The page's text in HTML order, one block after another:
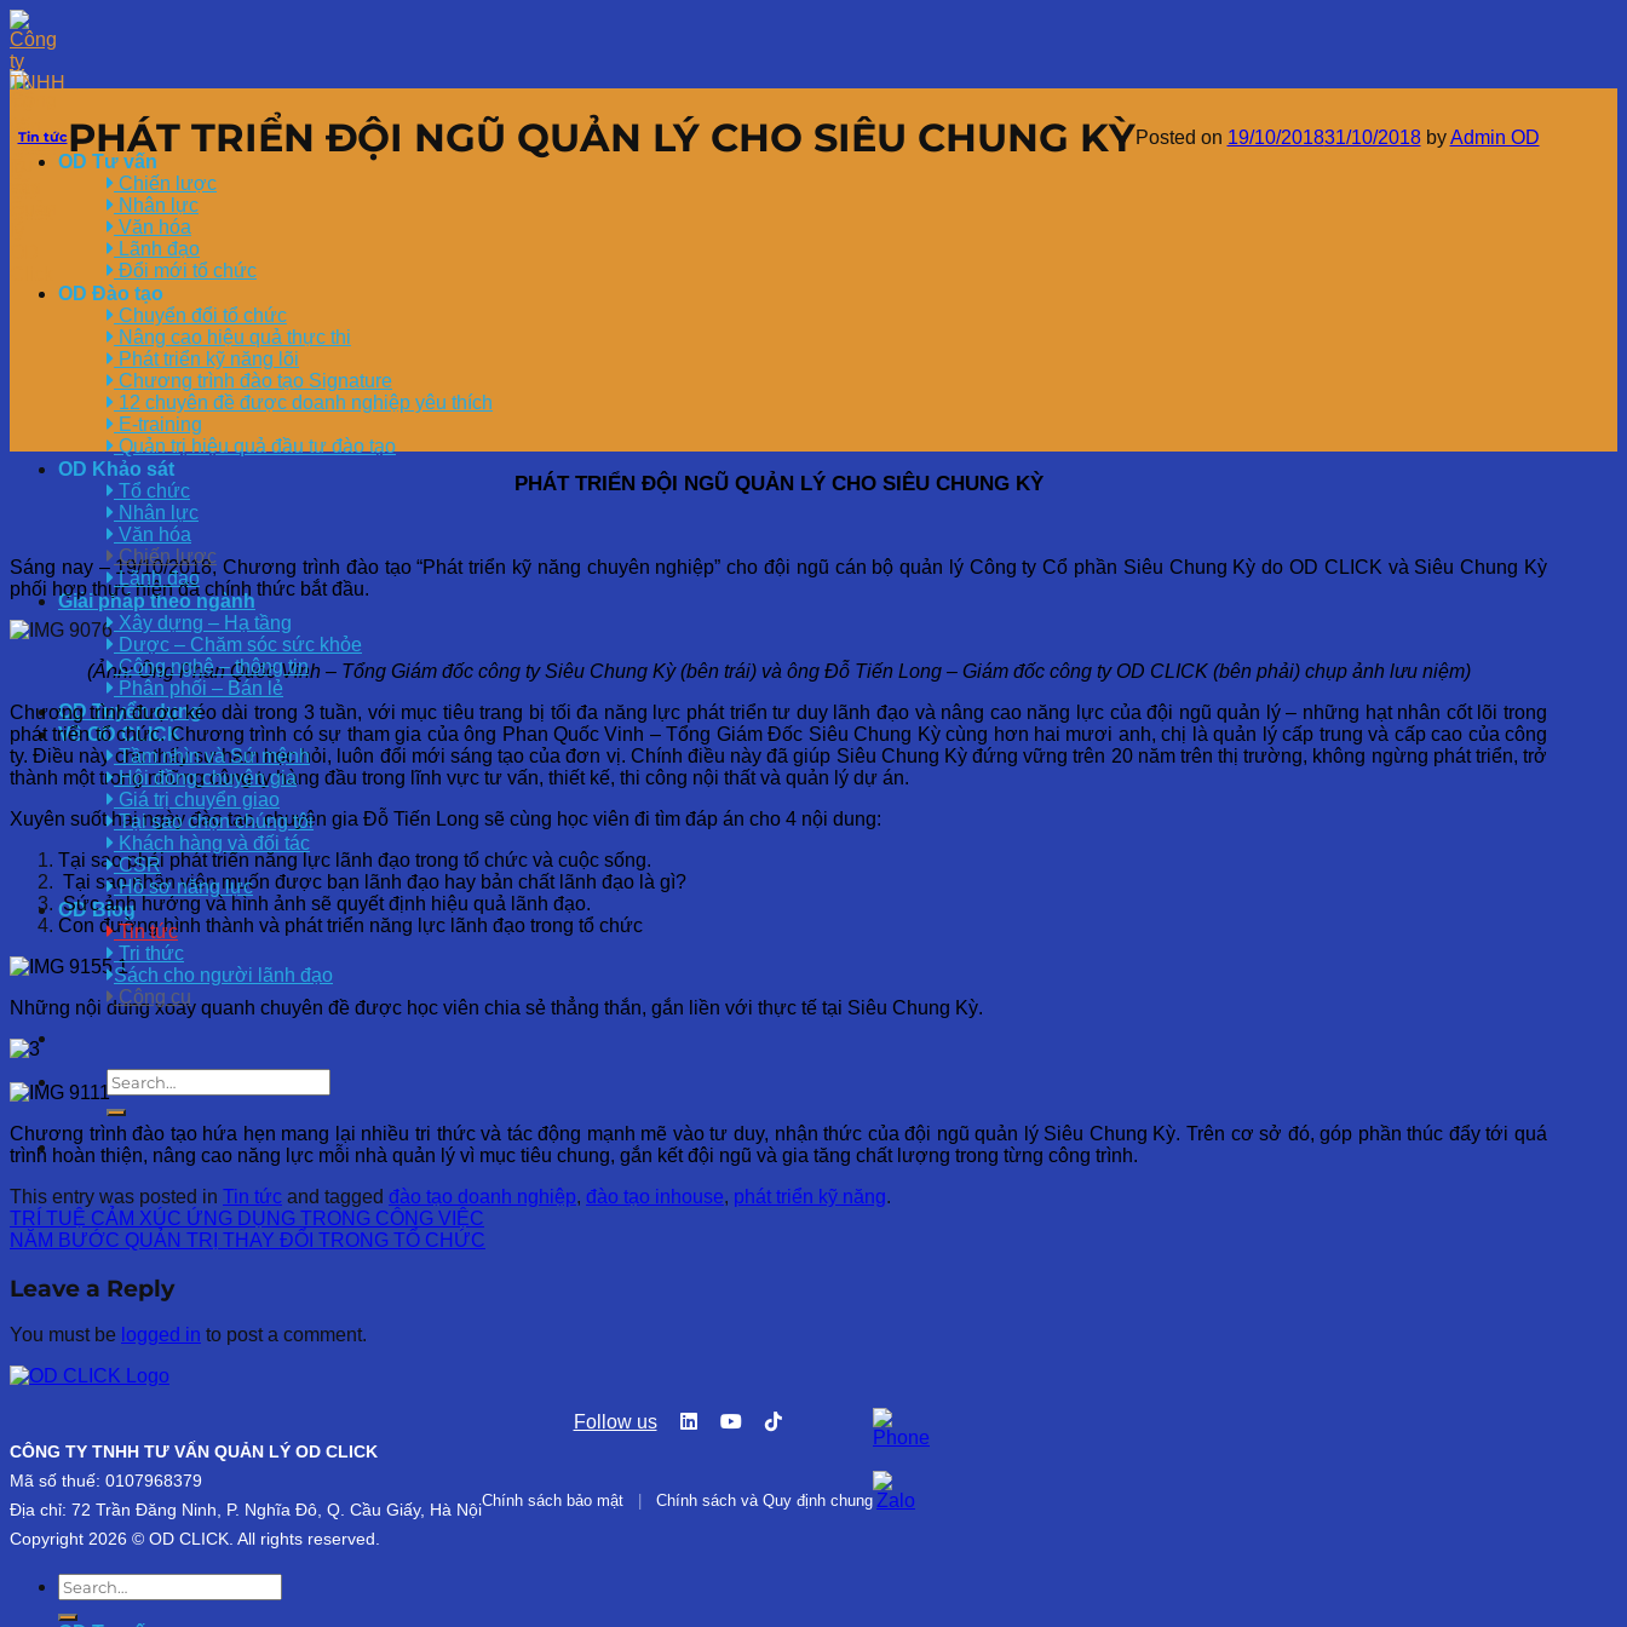
OD Tư vấn
Chiến lược
Nhân lực
Văn hóa
Lãnh đạo
Đổi mới tổ chức
OD Đào tạo
Chuyển đổi tổ chức
Nâng cao hiệu quả thực thi
Phát triển kỹ năng lõi
Chương trình đào tạo Signature
12 chuyên đề được doanh nghiệp yêu thích
E-training
Quản trị hiệu quả đầu tư đào tạo
OD Khảo sát
Tổ chức
Nhân lực
Văn hóa
Chiến lược
Lãnh đạo
Giải pháp theo ngành
Xây dựng – Hạ tầng
Dược – Chăm sóc sức khỏe
Công nghệ – thông tin
Phân phối – Bán lẻ
OD Tuyển dụng
Về OD CLICK
Tầm nhìn và Sứ mệnh
Hội đồng chuyên gia
Giá trị chuyển giao
Tại sao chọn chúng tôi
Khách hàng và đối tác
CSR
Hồ sơ năng lực
OD Blog
Tin tức
Tri thức
Sách cho người lãnh đạo
Công cụ
Tin tứcPHÁT TRIỂN ĐỘI NGŨ QUẢN LÝ CHO SIÊU CHUNG KỲPosted on 19/10/201831/10/2018 byAdmin OD
PHÁT TRIỂN ĐỘI NGŨ QUẢN LÝ CHO SIÊU CHUNG KỲ
Sáng nay – 19/10/2018, Chương trình đào tạo “Phát triển kỹ năng chuyên nghiệp” cho đội ngũ cán bộ quản lý Công ty Cổ phần Siêu Chung Kỳ do OD CLICK và Siêu Chung Kỳ
phối hợp thực hiện đã chính thức bắt đầu.
(Ảnh: Ông Phan Quốc Vinh – Tổng Giám đốc công ty Siêu Chung Kỳ (bên trái) và ông Đỗ Tiến Long – Giám đốc công ty OD CLICK (bên phải) chụp ảnh lưu niệm)
Chương trình được kéo dài trong 3 tuần, với mục tiêu trang bị tối đa năng lực phát triển tư duy lãnh đạo và nâng cao năng lực của đội ngũ quản lý – những hạt nhân cốt lõi trong
phát triển tổ chức. Chương trình có sự tham gia của ông Phan Quốc Vinh – Tổng Giám Đốc Siêu Chung Kỳ cùng hơn hai mươi anh, chị là quản lý cấp trung và cấp cao của công
ty. Điều này cho thấy sự ham học hỏi, luôn đổi mới sáng tạo của đơn vị. Chính điều này đã giúp Siêu Chung Kỳ đứng vững trên 20 năm trên thị trường, không ngừng phát triển, trở
thành một trong những công ty hàng đầu trong lĩnh vực tư vấn, thiết kế, thi công nội thất và quản lý dự án.
Xuyên suốt hai ngày đào tạo, chuyên gia Đỗ Tiến Long sẽ cùng học viên đi tìm đáp án cho 4 nội dung:
Tại sao phải phát triển năng lực lãnh đạo trong tổ chức và cuộc sống.
Tại sao nhân viên muốn được bạn lãnh đạo hay bản chất lãnh đạo là gì?
Sức ảnh hưởng và hình ảnh sẽ quyết định hiệu quả lãnh đạo.
Con đường hình thành và phát triển năng lực lãnh đạo trong tổ chức
Những nội dung xoay quanh chuyên đề được học viên chia sẻ thẳng thắn, gắn liền với thực tế tại Siêu Chung Kỳ.
Chương trình đào tạo hứa hẹn mang lại nhiều tri thức và tác động mạnh mẽ vào tư duy, nhận thức của đội ngũ quản lý Siêu Chung Kỳ. Trên cơ sở đó, góp phần thúc đẩy tới quá
trình hoàn thiện, nâng cao năng lực mỗi nhà quản lý vì mục tiêu chung, gắn kết đội ngũ và gia tăng chất lượng trong từng công trình.
This entry was posted in Tin tức and tagged đào tạo doanh nghiệp, đào tạo inhouse, phát triển kỹ năng.
TRÍ TUỆ CẢM XÚC ỨNG DỤNG TRONG CÔNG VIỆC
NĂM BƯỚC QUẢN TRỊ THAY ĐỔI TRONG TỔ CHỨC
Leave a Reply
You must be logged in to post a comment.
CÔNG TY TNHH TƯ VẤN QUẢN LÝ OD CLICK
Mã số thuế: 0107968379
Địa chỉ: 72 Trần Đăng Ninh, P. Nghĩa Đô, Q. Cầu Giấy, Hà Nội
Copyright 2026 © OD CLICK. All rights reserved.
Follow us
Chính sách bảo mật Chính sách và Quy định chung